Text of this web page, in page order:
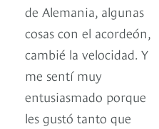
de Alemania, algunas
cosas con el acordeón,
cambié la velocidad. Y
me sentí muy
entusiasmado porque
les gustó tanto que